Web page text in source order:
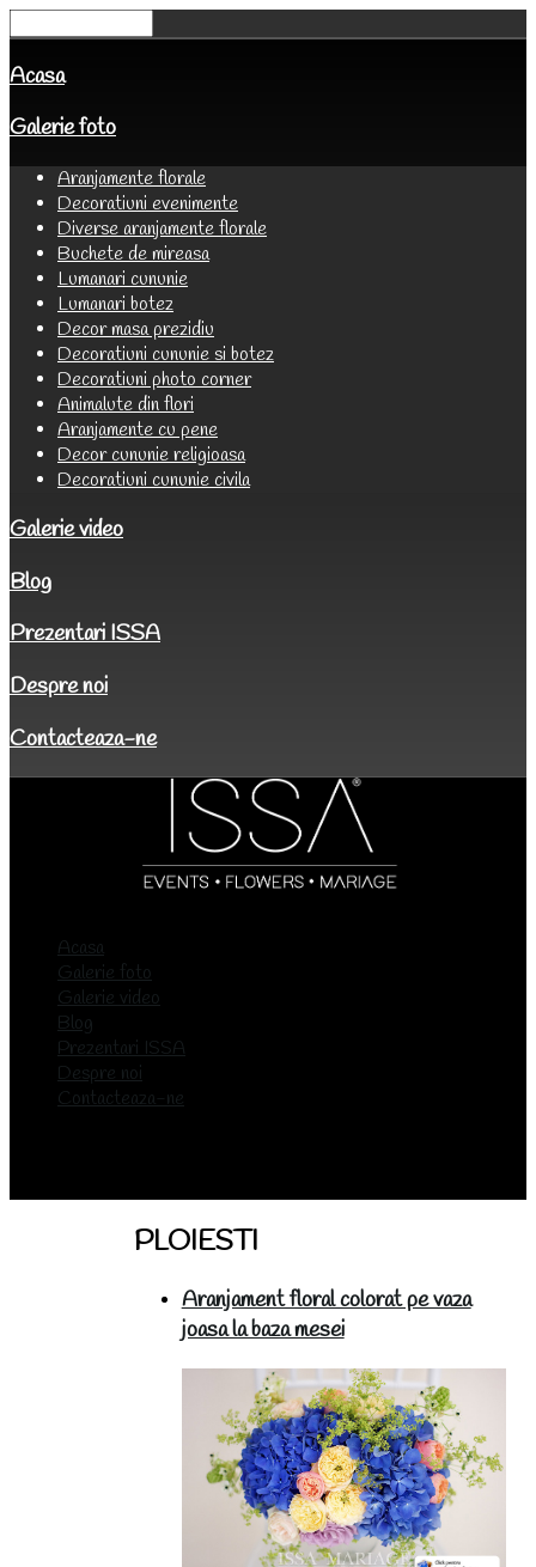
Acasa
Galerie foto
Aranjamente florale
Decoratiuni evenimente
Diverse aranjamente florale
Buchete de mireasa
Lumanari cununie
Lumanari botez
Decor masa prezidiu
Decoratiuni cununie si botez
Decoratiuni photo corner
Animalute din flori
Aranjamente cu pene
Decor cununie religioasa
Decoratiuni cununie civila
Galerie video
Blog
Prezentari ISSA
Despre noi
Contacteaza-ne
Acasa
Galerie foto
Galerie video
Blog
Prezentari ISSA
Despre noi
Contacteaza-ne
PLOIESTI
Aranjament floral colorat pe vaza
joasa la baza mesei